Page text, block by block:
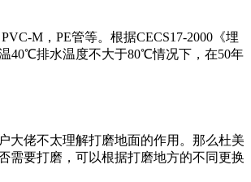
M，PE管等。根据CECS17-2000《埋
40℃排水温度不大于80℃情况下，在50年
大佬不太理解打磨地面的作用。那么杜美
需要打磨，可以根据打磨地方的不同更换